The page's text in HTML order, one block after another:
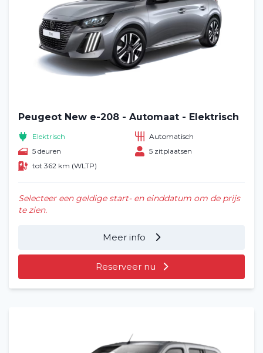
Peugeot New e-208 - Automaat - Elektrisch
Elektrisch
Automatisch
5 deuren
5 zitplaatsen
tot 362 km (WLTP)
Selecteer een geldige start- en einddatum om de prijs
te zien.
Meer info
Reserveer nu